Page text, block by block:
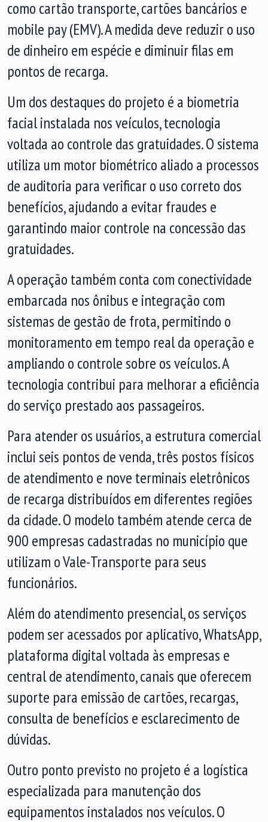
como cartão transporte, cartões bancários e
mobile pay (EMV). A medida deve reduzir o uso
de dinheiro em espécie e diminuir filas em
pontos de recarga.
Um dos destaques do projeto é a biometria
facial instalada nos veículos, tecnologia
voltada ao controle das gratuidades. O sistema
utiliza um motor biométrico aliado a processos
de auditoria para verificar o uso correto dos
benefícios, ajudando a evitar fraudes e
garantindo maior controle na concessão das
gratuidades.
A operação também conta com conectividade
embarcada nos ônibus e integração com
sistemas de gestão de frota, permitindo o
monitoramento em tempo real da operação e
ampliando o controle sobre os veículos. A
tecnologia contribui para melhorar a eficiência
do serviço prestado aos passageiros.
Para atender os usuários, a estrutura comercial
inclui seis pontos de venda, três postos físicos
de atendimento e nove terminais eletrônicos
de recarga distribuídos em diferentes regiões
da cidade. O modelo também atende cerca de
900 empresas cadastradas no município que
utilizam o Vale-Transporte para seus
funcionários.
Além do atendimento presencial, os serviços
podem ser acessados por aplicativo, WhatsApp,
plataforma digital voltada às empresas e
central de atendimento, canais que oferecem
suporte para emissão de cartões, recargas,
consulta de benefícios e esclarecimento de
dúvidas.
Outro ponto previsto no projeto é a logística
especializada para manutenção dos
equipamentos instalados nos veículos. O